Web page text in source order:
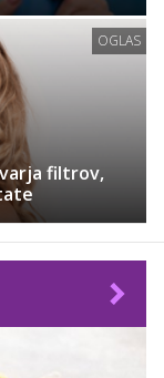
OGLAS
filtrov,